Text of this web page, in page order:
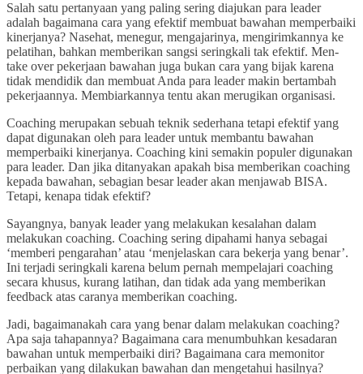
Salah satu pertanyaan yang paling sering diajukan para leader
adalah bagaimana cara yang efektif membuat bawahan memperbaiki
kinerjanya? Nasehat, menegur, mengajarinya, mengirimkannya ke
pelatihan, bahkan memberikan sangsi seringkali tak efektif. Men-
take over pekerjaan bawahan juga bukan cara yang bijak karena
tidak mendidik dan membuat Anda para leader makin bertambah
pekerjaannya. Membiarkannya tentu akan merugikan organisasi.
Coaching merupakan sebuah teknik sederhana tetapi efektif yang
dapat digunakan oleh para leader untuk membantu bawahan
memperbaiki kinerjanya. Coaching kini semakin populer digunakan
para leader. Dan jika ditanyakan apakah bisa memberikan coaching
kepada bawahan, sebagian besar leader akan menjawab BISA.
Tetapi, kenapa tidak efektif?
Sayangnya, banyak leader yang melakukan kesalahan dalam
melakukan coaching. Coaching sering dipahami hanya sebagai
‘memberi pengarahan’ atau ‘menjelaskan cara bekerja yang benar’.
Ini terjadi seringkali karena belum pernah mempelajari coaching
secara khusus, kurang latihan, dan tidak ada yang memberikan
feedback atas caranya memberikan coaching.
Jadi, bagaimanakah cara yang benar dalam melakukan coaching?
Apa saja tahapannya? Bagaimana cara menumbuhkan kesadaran
bawahan untuk memperbaiki diri? Bagaimana cara memonitor
perbaikan yang dilakukan bawahan dan mengetahui hasilnya?